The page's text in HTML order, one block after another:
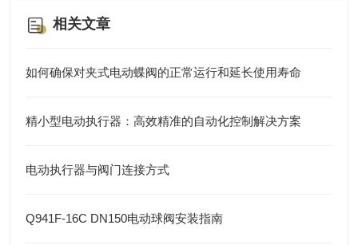
相关文章
如何确保对夹式电动蝶阀的正常运行和延长使用寿命
精小型电动执行器：高效精准的自动化控制解决方案
电动执行器与阀门连接方式
Q941F-16C DN150电动球阀安装指南